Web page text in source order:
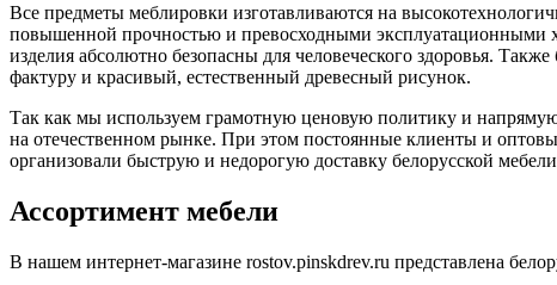
Все предметы меблировки изготавливаются на
повышенной прочностью и превосходными эксплуатационными
изделия абсолютно безопасны для человеческого здоровья.
фактуру и красивый, естественный древесный рисунок.
Так как мы используем грамотную ценовую политику и
на отечественном рынке. При этом постоянные клиенты и
организовали быструю и недорогую доставку белорусской
Ассортимент мебели
В нашем интернет-магазине rostov.pinskdrev.ru представлена